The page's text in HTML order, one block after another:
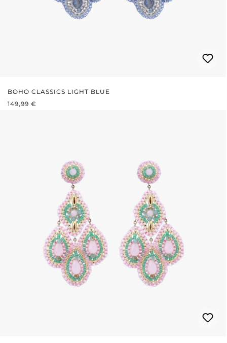
BOHO CLASSICS LIGHT BLUE
REGULÄRER PREIS:
149,99 €